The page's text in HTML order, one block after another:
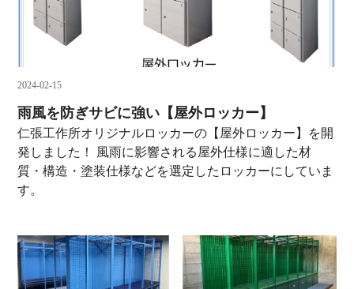
2024-02-15
雨風を防ぎサビに強い【屋外ロッカー】
仁張工作所オリジナルロッカーの【屋外ロッカー】を開
発しました！ 風雨に影響される屋外仕様に適した材
質・構造・塗装仕様などを選定したロッカーにしていま
す。